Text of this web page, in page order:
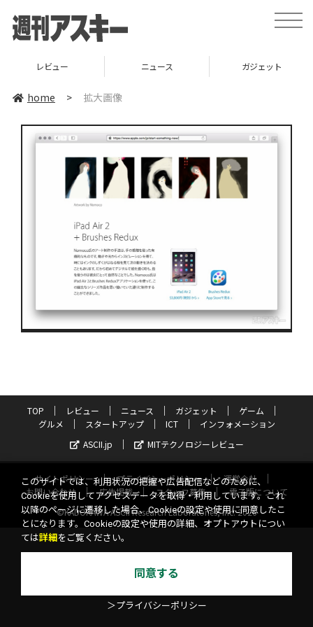
toggle
レビュー ニュース ガジェット
home > 拡大画像
TOP レビュー ニュース ガジェット
ゲーム
グルメ
スタートアップ ICT
インフォメーション
ASCII.jp
MITテクノロジーレビュー
サイトポリシー プライバシーポリシー
運営会社
お問い合わせ
広告掲載 スタッフ募集
電子版について
©KADOKAWA ASCII Research Laboratories, Inc. 2026
このサイトでは、利用状況の把握や広告配信などのために、
Cookieを使用してアクセスデータを取得・利用しています。これ
以降のページに遷移した場合、Cookieの設定や使用に同意したこ
とになります。Cookieの設定や使用の詳細、オプトアウトについ
ては詳細 をご覧ください。
同意する
＞プライバシーポリシー